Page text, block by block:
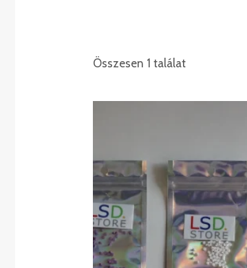
Összesen 1 találat